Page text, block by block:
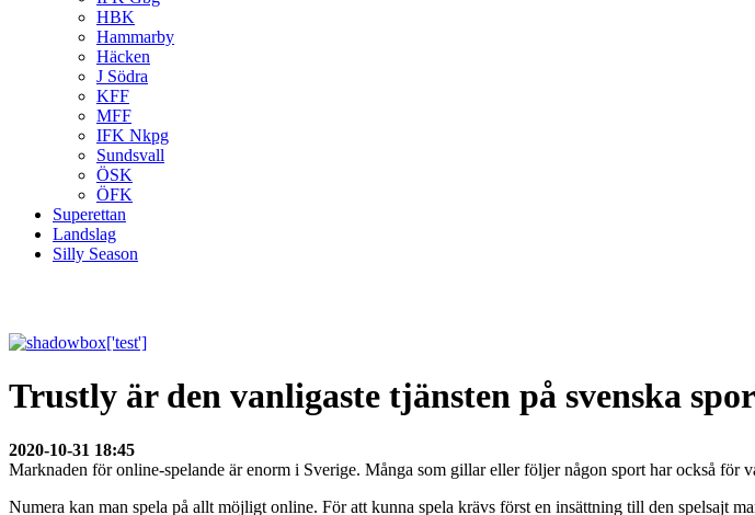
HBK
Hammarby
Häcken
J Södra
KFF
MFF
IFK Nkpg
Sundsvall
ÖSK
ÖFK
Superettan
Landslag
Silly Season
Trustly är den vanligaste tjänsten på svenska
2020-10-31 18:45
Marknaden för online-spelande är enorm i Sverige. Många som gillar eller följer någon sport har också för
Numera kan man spela på allt möjligt online. För att kunna spela krävs först en insättning till den spelsajt